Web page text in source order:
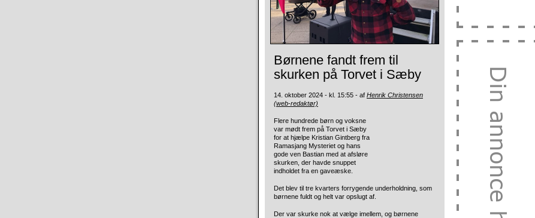
Børnene fandt frem til
skurken på Torvet i Sæby
14. oktober 2024 - kl. 15:55 - af Henrik Christensen
(web-redaktør)
Flere hundrede børn og voksne
var mødt frem på Torvet i Sæby
for at hjælpe Kristian Gintberg fra
Ramasjang Mysteriet og hans
gode ven Bastian med at afsløre
skurken, der havde snuppet
indholdet fra en gaveæske.
Det blev til tre kvarters forrygende underholdning, som
børnene fuldt og helt var opslugt af.
Der var skurke nok at vælge imellem, og børnene